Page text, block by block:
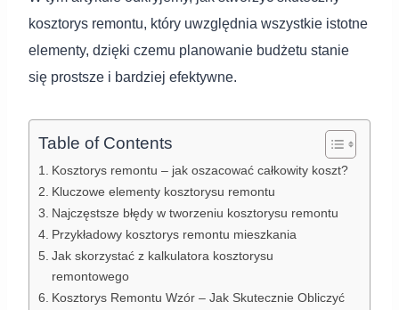
kosztorys remontu, który uwzględnia wszystkie istotne
elementy, dzięki czemu planowanie budżetu stanie
się prostsze i bardziej efektywne.
Table of Contents
Kosztorys remontu – jak oszacować całkowity koszt?
Kluczowe elementy kosztorysu remontu
Najczęstsze błędy w tworzeniu kosztorysu remontu
Przykładowy kosztorys remontu mieszkania
Jak skorzystać z kalkulatora kosztorysu
remontowego
Kosztorys Remontu Wzór – Jak Skutecznie Obliczyć